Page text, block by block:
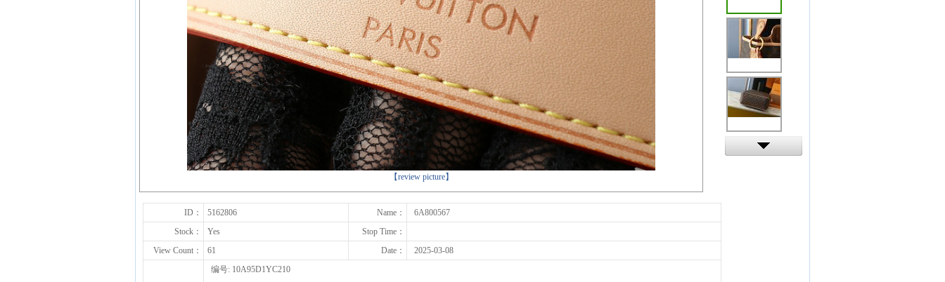
【review picture】
下一张
ID： 5162806 Name：
6A800567
Stock：
Yes
Stop Time：
View Count：
61 Date：
2025-03-08
编号: 10A95D1YC210